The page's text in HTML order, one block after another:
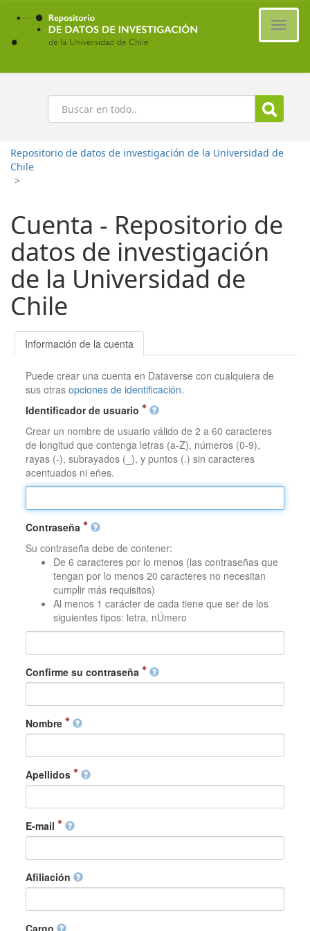
Ir
contenido
principal
Buscar
Repositorio de datos de investigación de la Universidad de
Chile
>
Cuenta - Repositorio de
datos de investigación
de la Universidad de
Chile
Información de la cuenta
Puede crear una cuenta en Dataverse con cualquiera de
sus otrasopciones de identificación.
Identificador de usuario
Crear un nombre de usuario válido de 2 a 60 caracteres
de longitud que contenga letras (a-Z), números (0-9),
rayas (-), subrayados (_), y puntos (.) sin caracteres
acentuados ni eñes.
Contraseña
Su contraseña debe de contener:
De 6 caracteres por lo menos (las contraseñas que
tengan por lo menos 20 caracteres no necesitan
cumplir más requisitos)
Al menos 1 carácter de cada tiene que ser de los
siguientes tipos: letra, nÚmero
Confirme su contraseña
Nombre
Apellidos
E-mail
Afiliación
Cargo